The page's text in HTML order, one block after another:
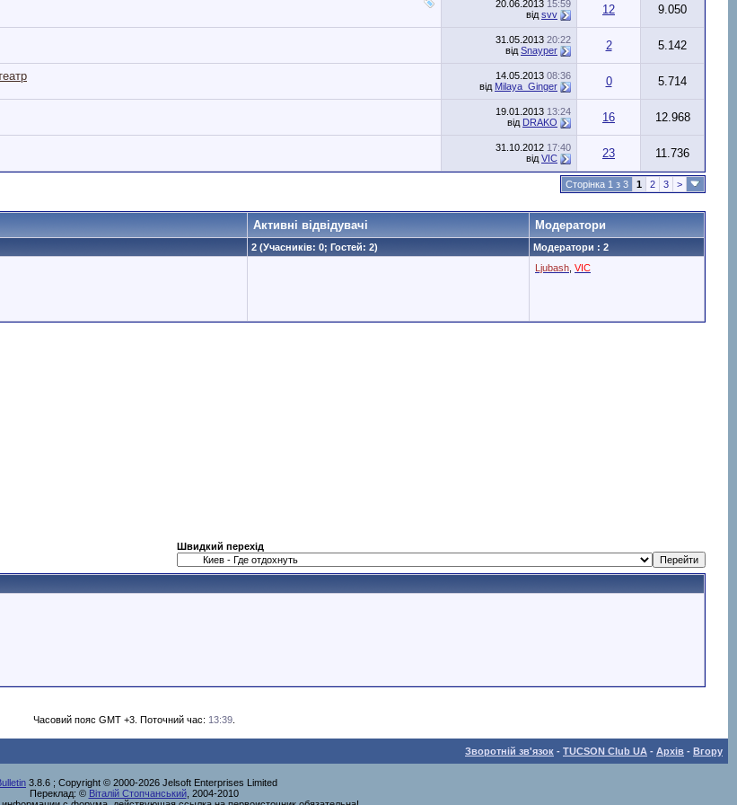
20.06.2013 15:59
від svv 12 9.050
31.05.2013 20:22
від Snayper 2 5.142
14.05.2013 08:36
від Milaya_Ginger 0 5.714
19.01.2013 13:24
від DRAKO 16 12.968
31.10.2012 17:40
від VIC 23 11.736
Сторінка 1 з 3 1 2 3 >
Активні відвідувачі Модератори
2 (Учасників: 0; Гостей: 2)
Модератори : 2
Ljubash VIC
Швидкий перехід
Часовий пояс GMT +3. Поточний час: 13:39.
Зворотній зв'язок - TUCSON Club UA - Архів - Вгору
3.8.6 ; Copyright © 2000-2026 Jelsoft Enterprises Limited
Переклад: © Віталій Стопчанський, 2004-2010